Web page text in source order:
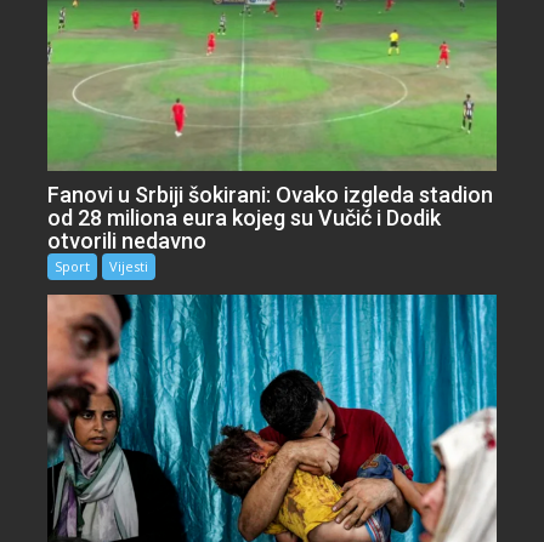
Fanovi u Srbiji šokirani: Ovako izgleda stadion
od 28 miliona eura kojeg su Vučić i Dodik
otvorili nedavno
Sport Vijesti